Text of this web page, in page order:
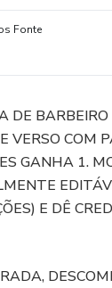
Fonte
DE BARBEIRO
VERSO COM
GANHA 1.
E DÊ